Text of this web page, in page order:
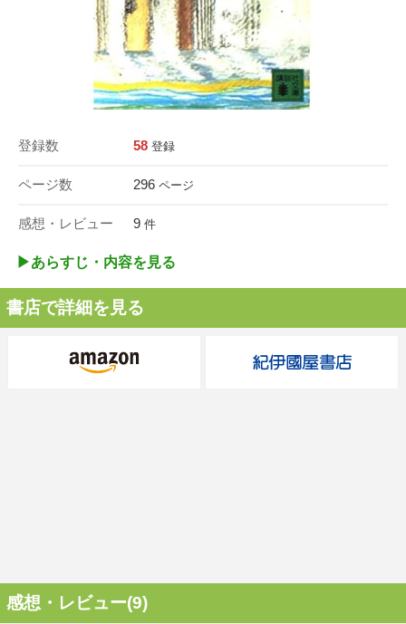
登録数 58 登録
ページ数 296 ページ
感想・レビュー 9 件
▶︎あらすじ・内容を見る
書店で詳細を見る
感想・レビュー(9)